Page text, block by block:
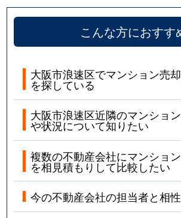
大国
2,300万円 大国町
1,600万円 大国町
大国
大国町
大国
2,500万円
大国
2,100万円 大国町
大国
2,600万円 大国町
大国
1,500万円 大国町
大国
2,400万円 大国町
こんな方におすす
大阪市浪速区でマンション売
を探している
大阪市浪速区近隣のマンショ
や状況について知りたい
複数の不動産会社にマンショ
を相見積もりして比較したい
今の不動産会社の担当者と相